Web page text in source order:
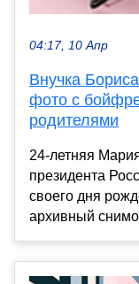
04:17, 10 Апр
Внучка
фото с
родителями
24-летняя
президента
своего дня
архивный